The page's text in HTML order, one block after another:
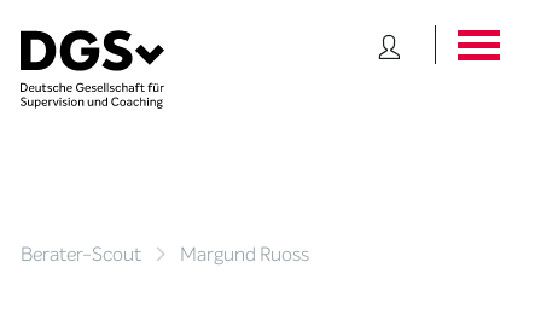
Berater-Scout Margund Ruoss